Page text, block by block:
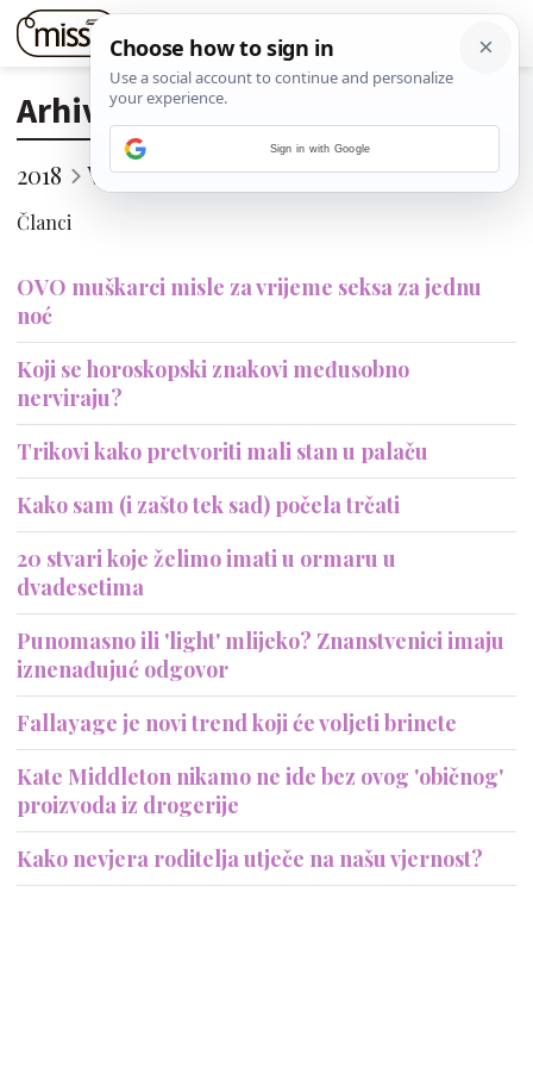
Arhiva
2018 Veljača 6. (Utorak)
Članci
OVO muškarci misle za vrijeme seksa za jednu
noć
Koji se horoskopski znakovi međusobno
nerviraju?
Trikovi kako pretvoriti mali stan u palaču
Kako sam (i zašto tek sad) počela trčati
20 stvari koje želimo imati u ormaru u
dvadesetima
Punomasno ili 'light' mlijeko? Znanstvenici imaju
iznenađujuć odgovor
Fallayage je novi trend koji će voljeti brinete
Kate Middleton nikamo ne ide bez ovog 'običnog'
proizvoda iz drogerije
Kako nevjera roditelja utječe na našu vjernost?
Sign in with Google